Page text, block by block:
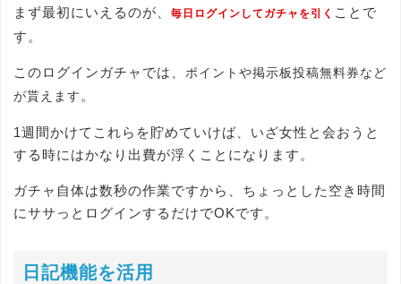
まず最初にいえるのが、 毎日ログインしてガチャを引く ことで
す。
このログインガチャでは、 ポイントや掲示板投稿無料券など
が貰えます。
1週間かけてこれらを貯めていけば、いざ女性と会おうと
する時にはかなり出費が浮くことになります。
ガチャ自体は数秒の作業ですから、ちょっとした空き時間
にササっとログインするだけでOKです。
日記機能を活用